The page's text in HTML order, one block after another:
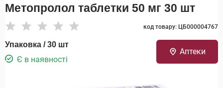
Метопролол таблетки 50 мг 30 шт
код товару: ЦБ000004767
Упаковка / 30 шт
Є в наявності
Аптеки